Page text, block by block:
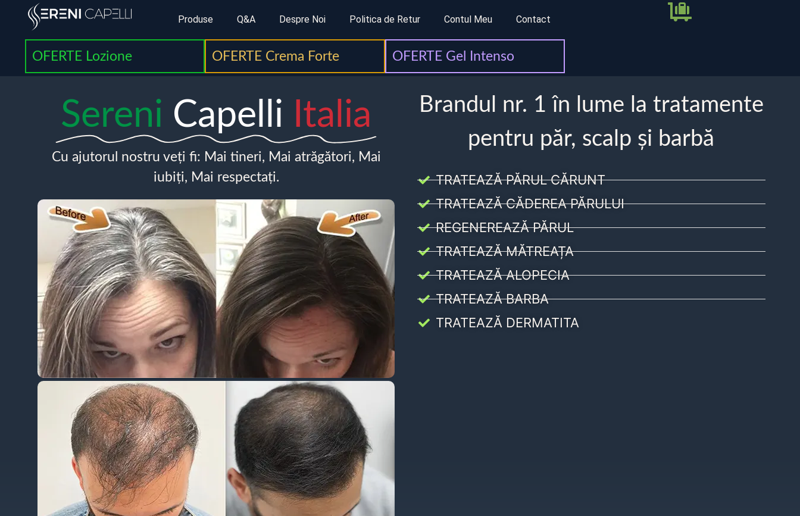
Produse Q&A Despre Noi Politica de Retur Contul Meu Contact
OFERTE Lozione OFERTE Crema Forte OFERTE Gel Intenso
Sereni Capelli Italia
Cu ajutorul nostru veți fi: Mai tineri, Mai atrăgători, Mai
iubiți, Mai respectați.
Brandul nr. 1 în lume la tratamente
pentru păr, scalp și barbă
TRATEAZĂ PĂRUL CĂRUNT
TRATEAZĂ CĂDEREA PĂRULUI
REGENEREAZĂ PĂRUL
TRATEAZĂ MĂTREAȚA
TRATEAZĂ ALOPECIA
TRATEAZĂ BARBA
TRATEAZĂ DERMATITA